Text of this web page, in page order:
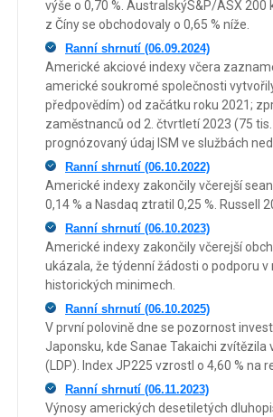
výše o 0,70 %. AustralskýS&P/ASX 200
z Číny se obchodovaly o 0,65 % níže.
Ranní shrnutí (06.09.2024)
Americké akciové indexy včera
americké soukromé společnosti
předpovědím) od začátku roku 2021;
zaměstnanců od 2. čtvrtletí 2023 (75
prognózovaný údaj ISM ve službách
Ranní shrnutí (06.10.2022)
Americké indexy zakončily včerejší
0,14 % a Nasdaq ztratil 0,25 %. Russell
Ranní shrnutí (06.10.2023)
Americké indexy zakončily včerejší
ukázala, že týdenní žádosti o podporu
historických minimech.
Ranní shrnutí (06.10.2025)
V první polovině dne se pozornost
Japonsku, kde Sanae Takaichi
(LDP). Index JP225 vzrostl o 4,60 % na
Ranní shrnutí (06.11.2023)
Výnosy amerických desetiletých